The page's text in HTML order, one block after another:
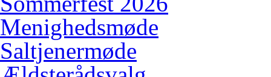
Menighedsmøde
Saltjenermøde